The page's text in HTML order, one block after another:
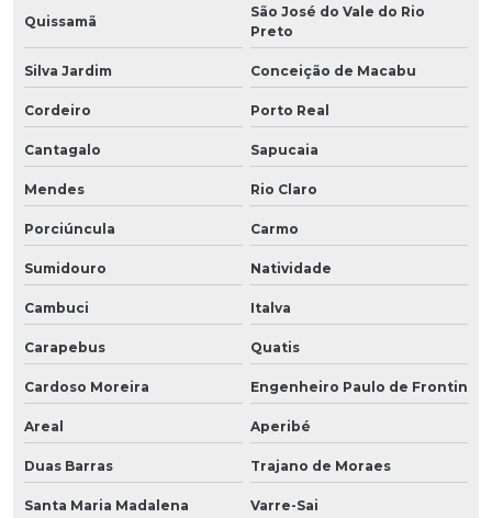
Quissamã
São José do Vale do Rio
Preto
Silva Jardim Conceição de Macabu
Cordeiro Porto Real
Cantagalo Sapucaia
Mendes Rio Claro
Porciúncula Carmo
Sumidouro Natividade
Cambuci Italva
Carapebus Quatis
Cardoso Moreira Engenheiro Paulo de Frontin
Areal Aperibé
Duas Barras Trajano de Moraes
Santa Maria Madalena Varre-Sai